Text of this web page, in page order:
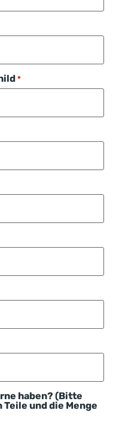
*
haben? (Bitte
und die Menge